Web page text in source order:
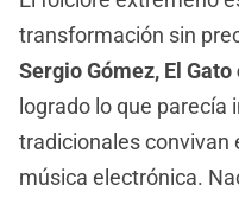
transformación sin
Sergio Gómez, El
logrado lo que parecía
tradicionales convivan
música electrónica.